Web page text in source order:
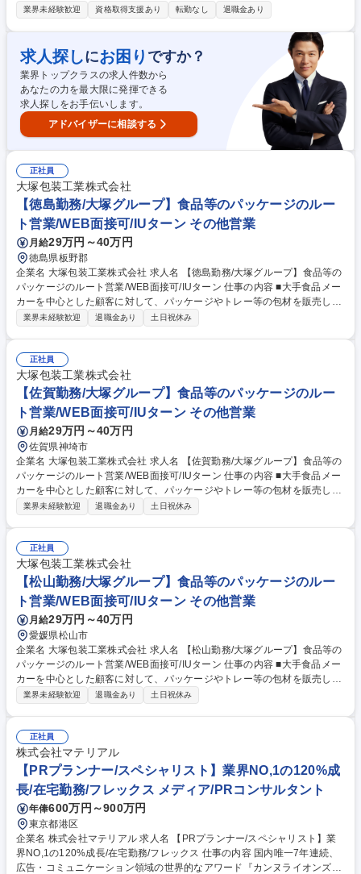
では売上集計や協力会社からの請求処理/見積書作成/電話対応といった、
実働3日間は前月の売上集計や協力会社からの請求書処理がメイン ■社内
のサービス部門からの依頼に応じ、協力会社と連携した見積作成 ■各種書
類の整理/管理/電話対応 ■サービス部門との連携が主ですが、状況に応じ
て社内担当と顧客訪問をすることもあります(月1回前後/入社直後は研修も
兼ねて頻度が増える可能性があります)。 【入社後】OJTにて学んでいた
だくため、未経験でもご安心ください。 募集職種 ★未経験歓迎【東京/事
務】三菱重工G/転勤なし/キャリチェンでも活躍可能です◎
業界未経験歓迎 資格取得支援あり 転勤なし 退職金あり
求人探しにお困り ですか？
業界トップクラスの求人件数から
あなたの力を最大限に発揮できる
求人探しをお手伝いします。
アドバイザーに相談する
正社員
大塚包装工業株式会社
【徳島勤務/大塚グループ】食品等のパッケージのルー
ト営業/WEB面接可/IUターン その他営業
月給29万円～40万円
徳島県板野郡
企業名 大塚包装工業株式会社 求人名 【徳島勤務/大塚グループ】食品等の
パッケージのルート営業/WEB面接可/IUターン 仕事の内容 ■大手食品メー
カーを中心とした顧客に対して、パッケージやトレー等の包材を販売しま
す。既存商品の生産計画に応じた受注～納品対応のほか、新商品やリニュ
り・受注から自社の製造部門への発注、納品管理まで一貫して行います。
既存取引先へのルートセールスが中心です。 ◎既存顧客の新しいアイテム
や新規取引先に対して、自社製品の機能・品質等を提案して自社製品の採
用を目指す企画提案営業も行います。 募集職種 【徳島勤務/大塚グルー
プ】食品等のパッケージのルート営業/WEB面接可/IUターン
業界未経験歓迎 退職金あり 土日祝休み
正社員
大塚包装工業株式会社
【佐賀勤務/大塚グループ】食品等のパッケージのルー
ト営業/WEB面接可/IUターン その他営業
月給29万円～40万円
佐賀県神埼市
企業名 大塚包装工業株式会社 求人名 【佐賀勤務/大塚グループ】食品等の
パッケージのルート営業/WEB面接可/IUターン 仕事の内容 ■大手食品メー
カーを中心とした顧客に対して、パッケージやトレー等の包材を販売しま
す。既存商品の生産計画に応じた受注～納品対応のほか、新商品やリニュ
り・受注から自社の製造部門への発注、納品管理まで一貫して行います。
既存取引先へのルートセールスが中心です。 ◎既存顧客の新しいアイテム
や新規取引先に対して、自社製品の機能・品質等を提案して自社製品の採
用を目指す企画提案営業も行います。 募集職種 【佐賀勤務/大塚グルー
プ】食品等のパッケージのルート営業/WEB面接可/IUターン
業界未経験歓迎 退職金あり 土日祝休み
正社員
大塚包装工業株式会社
【松山勤務/大塚グループ】食品等のパッケージのルー
ト営業/WEB面接可/IUターン その他営業
月給29万円～40万円
愛媛県松山市
企業名 大塚包装工業株式会社 求人名 【松山勤務/大塚グループ】食品等の
パッケージのルート営業/WEB面接可/IUターン 仕事の内容 ■大手食品メー
カーを中心とした顧客に対して、パッケージやトレー等の包材を販売しま
す。既存商品の生産計画に応じた受注～納品対応のほか、新商品やリニュ
り・受注から自社の製造部門への発注、納品管理まで一貫して行います。
既存取引先へのルートセールスが中心です。 ◎既存顧客の新しいアイテム
や新規取引先に対して、自社製品の機能・品質等を提案して自社製品の採
用を目指す企画提案営業も行います。 募集職種 【松山勤務/大塚グルー
プ】食品等のパッケージのルート営業/WEB面接可/IUターン
業界未経験歓迎 退職金あり 土日祝休み
正社員
株式会社マテリアル
【PRプランナー/スペシャリスト】業界NO,1の120%成
長/在宅勤務/フレックス メディア/PRコンサルタント
年俸600万円～900万円
東京都港区
企業名 株式会社マテリアル 求人名 【PRプランナー/スペシャリスト】業
界NO,1の120%成長/在宅勤務/フレックス 仕事の内容 国内唯一7年連続、
広告・コミュニケーション領域の世界的なアワード『カンヌライオンズ』